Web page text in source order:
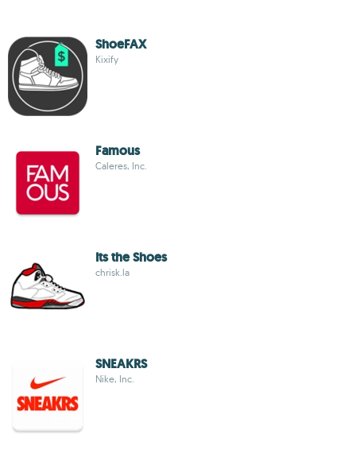
ShoeFAX
Kixify
Famous
Caleres, Inc.
Its the Shoes
chrisk.la
SNEAKRS
Nike, Inc.